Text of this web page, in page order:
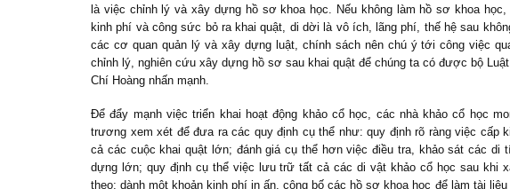
là việc chỉnh lý và xây dựng hồ sơ khoa học. Nếu không làm hồ sơ khoa
kinh phí và công sức bỏ ra khai quật, di dời là vô ích, lãng phí, thế hệ sau
các cơ quan quản lý và xây dựng luật, chính sách nên chú ý tới công việc
chỉnh lý, nghiên cứu xây dựng hồ sơ sau khai quật để chúng ta có được bộ
Chí Hoàng nhấn mạnh.
Để đẩy mạnh việc triển khai hoạt động khảo cổ học, các nhà khảo cổ học
trương xem xét để đưa ra các quy định cụ thể như: quy định rõ ràng việc cấp
cả các cuộc khai quật lớn; đánh giá cụ thể hơn việc điều tra, khảo sát các
dựng lớn; quy định cụ thể việc lưu trữ tất cả các di vật khảo cổ học sau khi
theo; dành một khoản kinh phí in ấn, công bố các hồ sơ khoa học để làm tài